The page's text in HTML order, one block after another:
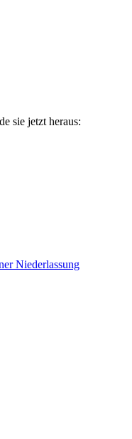
sie jetzt heraus:
Niederlassung